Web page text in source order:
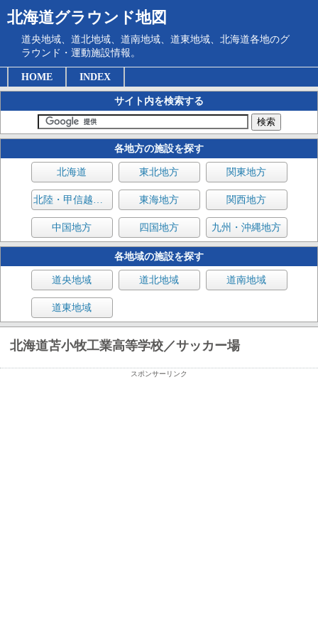
北海道グラウンド地図
道央地域、道北地域、道南地域、道東地域、北海道各地のグ
ラウンド・運動施設情報。
HOME INDEX
サイト内を検索する
各地方の施設を探す
北海道 東北地方 関東地方
北陸・甲信越地方 東海地方 関西地方
中国地方 四国地方 九州・沖縄地方
各地域の施設を探す
道央地域 道北地域 道南地域
道東地域
北海道苫小牧工業高等学校／サッカー場
スポンサーリンク